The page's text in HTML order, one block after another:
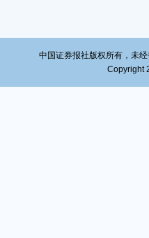
中国证券报社版权所有，未
Copyright